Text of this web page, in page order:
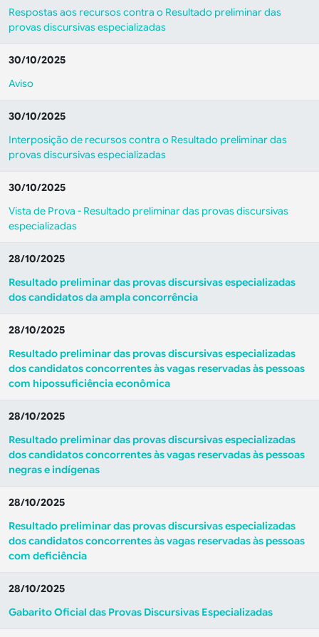
Respostas aos recursos contra o Resultado preliminar das
provas discursivas especializadas
30/10/2025
Aviso
30/10/2025
Interposição de recursos contra o Resultado preliminar das
provas discursivas especializadas
30/10/2025
Vista de Prova - Resultado preliminar das provas discursivas
especializadas
28/10/2025
Resultado preliminar das provas discursivas especializadas
dos candidatos da ampla concorrência
28/10/2025
Resultado preliminar das provas discursivas especializadas
dos candidatos concorrentes às vagas reservadas às pessoas
com hipossuficiência econômica
28/10/2025
Resultado preliminar das provas discursivas especializadas
dos candidatos concorrentes às vagas reservadas às pessoas
negras e indígenas
28/10/2025
Resultado preliminar das provas discursivas especializadas
dos candidatos concorrentes às vagas reservadas às pessoas
com deficiência
28/10/2025
Gabarito Oficial das Provas Discursivas Especializadas